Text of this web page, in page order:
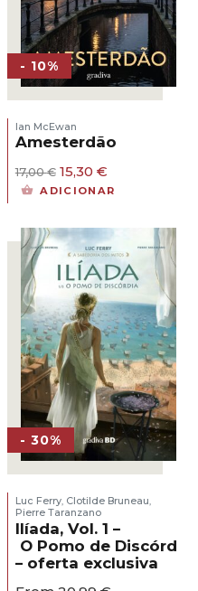
- 10%
Ian McEwan
Amesterdão
17,00€ O
preço
17,00 €.
15,30 €O
preço
15,30 €.
ADICIONAR
- 30%
Luc Ferry, Clotilde Bruneau
Pierre Taranzano
Ilíada, Vol. 1 –
O Pomo de Discórdia
– oferta exclusiva